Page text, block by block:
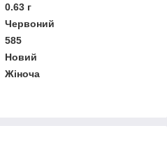
0.63 г
Червоний
585
Новий
Жіноча